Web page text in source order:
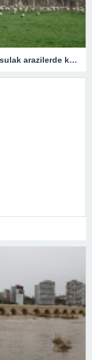
Baharı müjdeleyen leylekler Bilecik'teki sulak arazilerde konakladı